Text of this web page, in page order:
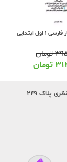
اول ابتدایی
تومان
تومان